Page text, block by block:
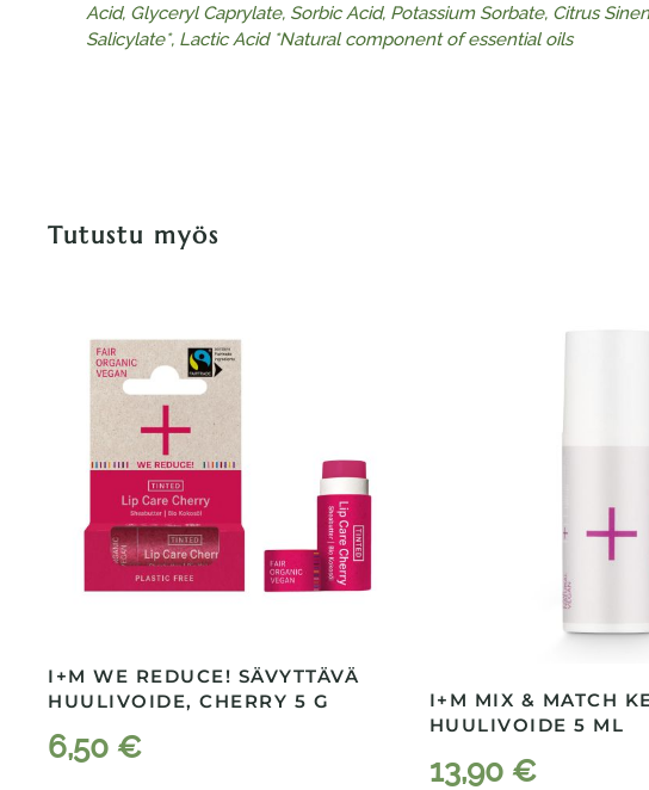
Acid, Glyceryl Caprylate, Sorbic Acid, Potassium Sorbate, Citrus
Salicylate*, Lactic Acid *Natural component of essential oils
Tutustu myös
I+M WE REDUCE! SÄVYTTÄVÄ
HUULIVOIDE, CHERRY 5 G
6,50 €
I+M MIX & MATCH
HUULIVOIDE 5 ML
13,90 €